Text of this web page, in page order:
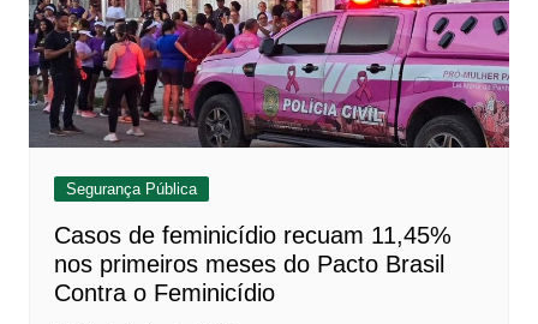
Segurança Pública
Casos de feminicídio recuam 11,45%
nos primeiros meses do Pacto Brasil
Contra o Feminicídio